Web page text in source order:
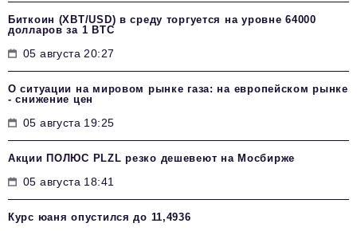
Биткоин (XBT/USD) в среду торгуется на уровне 64000
долларов за 1 BTC
05 августа 20:27
О ситуации на мировом рынке газа: на европейском рынке
- снижение цен
05 августа 19:25
Акции ПОЛЮС PLZL резко дешевеют на Мосбирже
05 августа 18:41
Курс юаня опустился до 11,4936